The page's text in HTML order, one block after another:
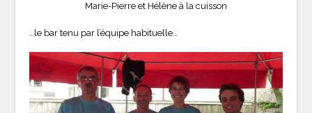
Marie-Pierre et Hélène à la cuisson
…le bar tenu par l’équipe habituelle…